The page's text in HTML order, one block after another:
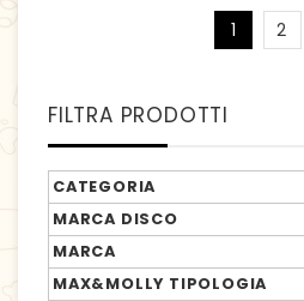
1 2
FILTRA PRODOTTI
CATEGORIA
MARCA DISCO
MARCA
MAX&MOLLY TIPOLOGIA